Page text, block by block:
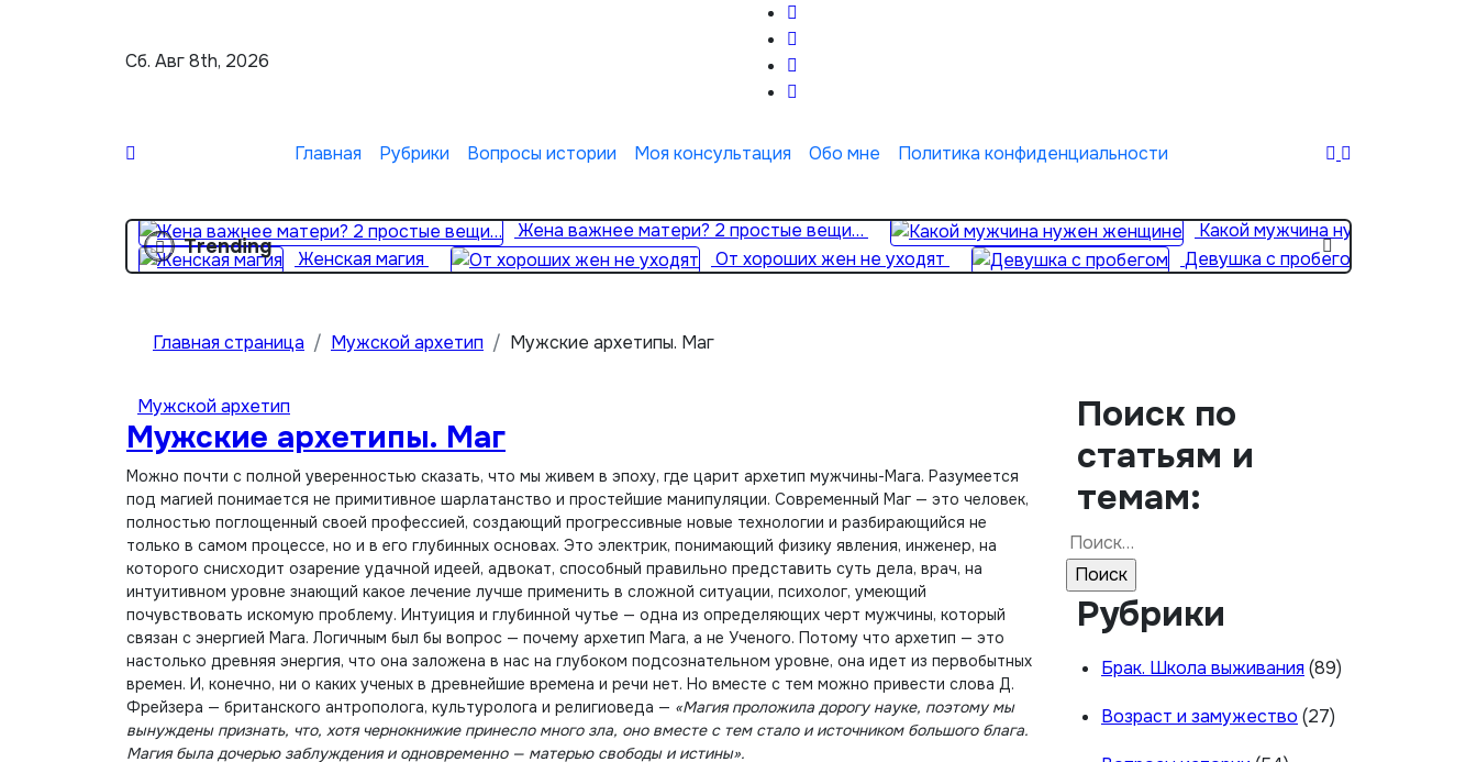
Сб. Авг 8th, 2026
Главная Рубрики Вопросы истории Моя консультация Обо мне Политика конфиденциальности
Trending
Жена важнее матери? 2 простые вещи…
Какой мужчина нужен женщине
Женская магия
От хороших жен не уходят Девушка с пробегом
Главная страница Мужской архетип Мужские архетипы. Маг
Мужской архетип
Мужские архетипы. Маг
Можно почти с полной уверенностью сказать, что мы живем в эпоху, где царит архетип мужчины-Мага. Разумеется
под магией понимается не примитивное шарлатанство и простейшие манипуляции. Современный Маг — это человек,
полностью поглощенный своей профессией, создающий прогрессивные новые технологии и разбирающийся не
только в самом процессе, но и в его глубинных основах. Это электрик, понимающий физику явления, инженер, на
которого снисходит озарение удачной идеей, адвокат, способный правильно представить суть дела, врач, на
интуитивном уровне знающий какое лечение лучше применить в сложной ситуации, психолог, умеющий
почувствовать искомую проблему. Интуиция и глубинной чутье — одна из определяющих черт мужчины, который
связан с энергией Мага. Логичным был бы вопрос — почему архетип Мага, а не Ученого. Потому что архетип — это
настолько древняя энергия, что она заложена в нас на глубоком подсознательном уровне, она идет из первобытных
времен. И, конечно, ни о каких ученых в древнейшие времена и речи нет. Но вместе с тем можно привести слова Д.
Фрейзера — британского антрополога, культуролога и религиоведа — «Магия проложила дорогу науке, поэтому мы
вынуждены признать, что, хотя чернокнижие принесло много зла, оно вместе с тем стало и источником большого блага.
Магия была дочерью заблуждения и одновременно — матерью свободы и истины».
Поиск по
статьям и
темам:
Найти:
Рубрики
Брак. Школа выживания (89)
Возраст и замужество (27)